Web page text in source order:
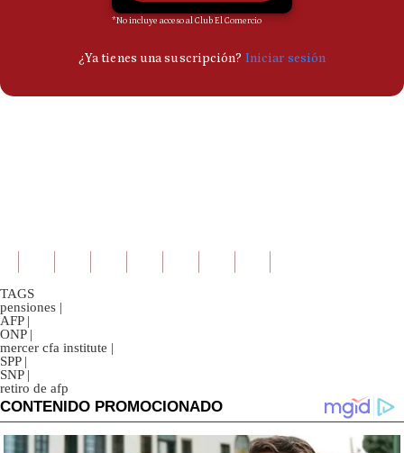
TAGS
pensiones |
AFP |
ONP |
mercer cfa institute |
SPP |
SNP |
retiro de afp